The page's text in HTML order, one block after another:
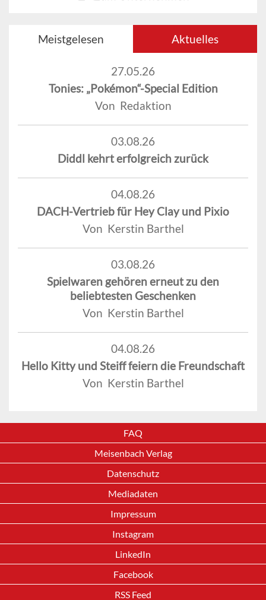
Meistgelesen Aktuelles
27.05.26
Tonies: „Pokémon“-Special Edition
Von Redaktion
03.08.26
Diddl kehrt erfolgreich zurück
04.08.26
DACH-Vertrieb für Hey Clay und Pixio
Von Kerstin Barthel
03.08.26
Spielwaren gehören erneut zu den
beliebtesten Geschenken
Von Kerstin Barthel
04.08.26
Hello Kitty und Steiff feiern die Freundschaft
Von Kerstin Barthel
FAQ
Meisenbach Verlag
Datenschutz
Mediadaten
Impressum
Instagram
LinkedIn
Facebook
RSS Feed